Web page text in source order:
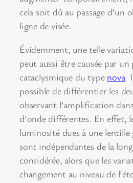
cela soit dû au passage d’un
ligne de visée.
Évidemment, une telle
peut aussi être causée par un
cataclysmique du type nova.
possible de différentier les
observant l’amplification
d’onde différentes. En effet,
luminosité dues à une
sont indépendantes de la
considérée, alors que les
changement au niveau de